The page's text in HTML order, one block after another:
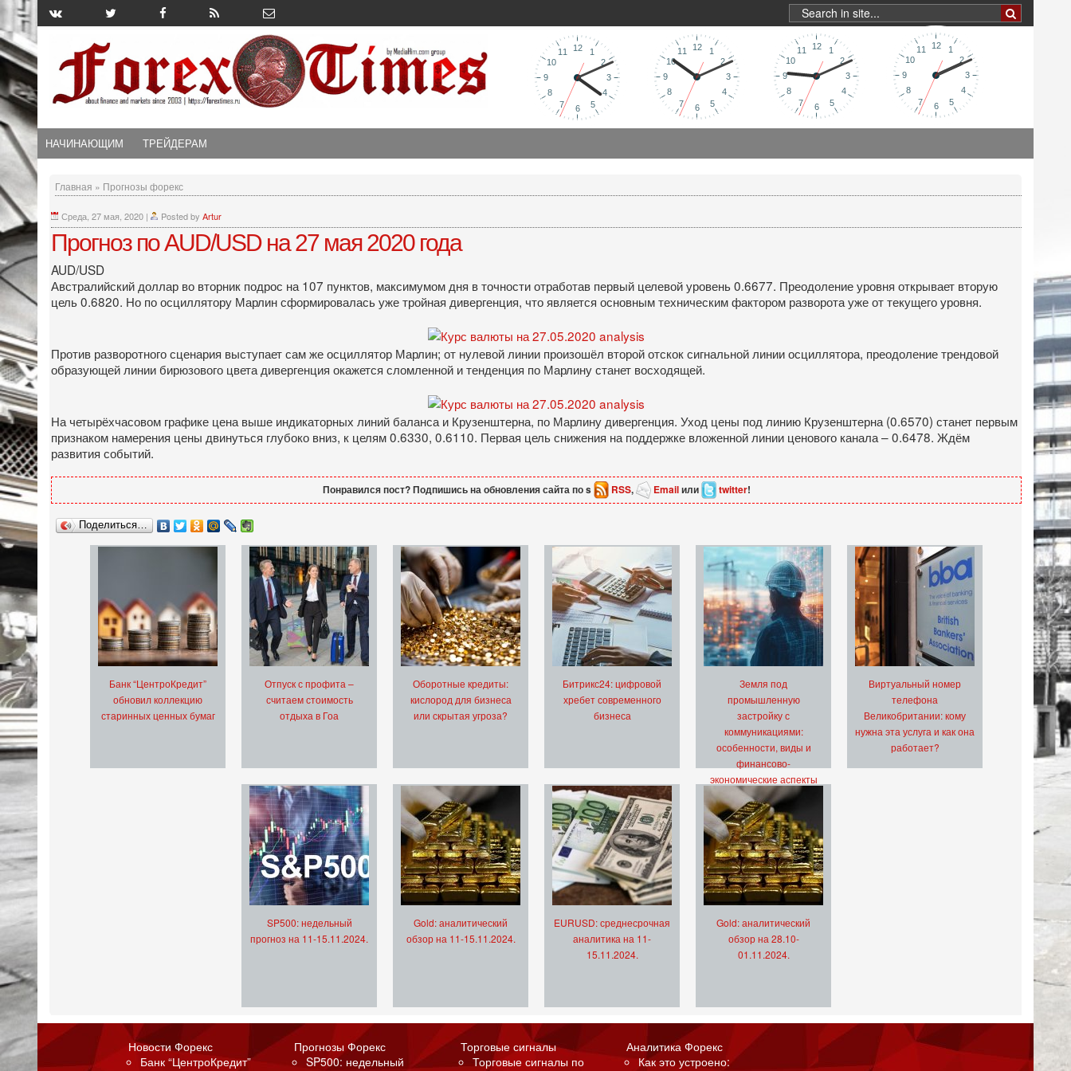
НАЧИНАЮЩИМ ТРЕЙДЕРАМ
Главная » Прогнозы форекс
Среда, 27 мая, 2020 | Posted by Artur
Прогноз по AUD/USD на 27 мая 2020 года
AUD/USD
Австралийский доллар во вторник подрос на 107 пунктов, максимумом дня в точности отработав первый целевой уровень 0.6677. Преодоление уровня открывает вторую
цель 0.6820. Но по осциллятору Марлин сформировалась уже тройная дивергенция, что является основным техническим фактором разворота уже от текущего уровня.
Против разворотного сценария выступает сам же осциллятор Марлин; от нулевой линии произошёл второй отскок сигнальной линии осциллятора, преодоление трендовой
образующей линии бирюзового цвета дивергенция окажется сломленной и тенденция по Марлину станет восходящей.
На четырёхчасовом графике цена выше индикаторных линий баланса и Крузенштерна, по Марлину дивергенция. Уход цены под линию Крузенштерна (0.6570) станет первым
признаком намерения цены двинуться глубоко вниз, к целям 0.6330, 0.6110. Первая цель снижения на поддержке вложенной линии ценового канала – 0.6478. Ждём
развития событий.
Понравился пост? Подпишись на обновления сайта по s RSS, Emailили twitter!
Поделиться…
Банк “ЦентроКредит”
обновил коллекцию
старинных ценных бумаг
Отпуск с профита –
считаем стоимость
отдыха в Гоа
Оборотные кредиты:
кислород для бизнеса
или скрытая угроза?
Битрикс24: цифровой
хребет современного
бизнеса
Земля под
промышленную
застройку с
коммуникациями:
особенности, виды и
финансово-
экономические аспекты
Виртуальный номер
телефона
Великобритании: кому
нужна эта услуга и как она
работает?
SP500: недельный
прогноз на 11-15.11.2024.
Gold: аналитический
обзор на 11-15.11.2024.
EURUSD: среднесрочная
аналитика на 11-
15.11.2024.
Gold: аналитический
обзор на 28.10-
01.11.2024.
Новости Форекс
Банк “ЦентроКредит”
Прогнозы Форекс
SP500: недельный
Торговые сигналы
Торговые сигналы по
Аналитика Форекс
Как это устроено: